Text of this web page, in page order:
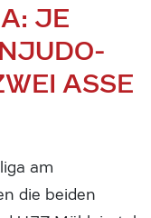
JE
JUDO-
ASSE
am
die beiden